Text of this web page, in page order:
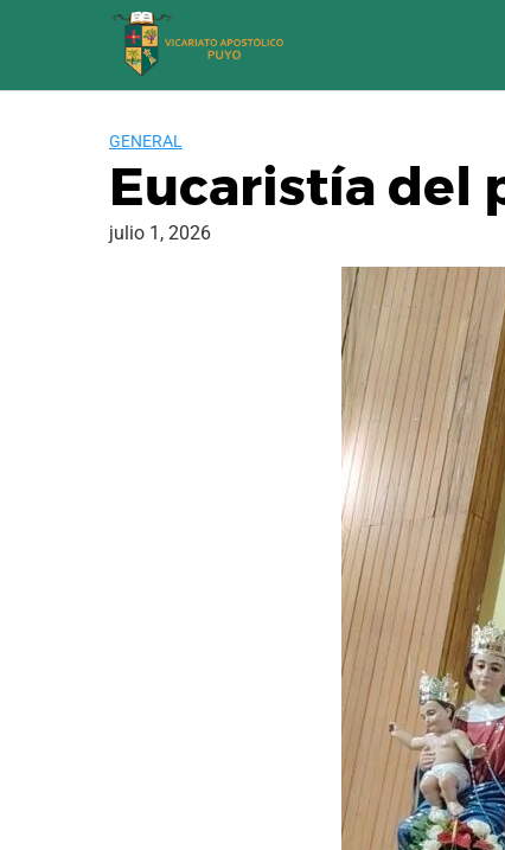
GENERAL
Eucaristía del
julio 1, 2026